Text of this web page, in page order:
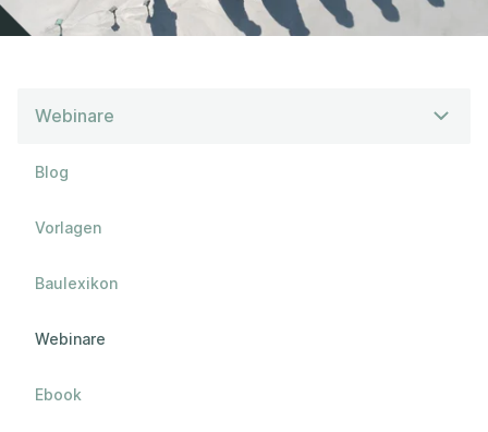
Webinare
Blog
Vorlagen
Baulexikon
Webinare
Ebook